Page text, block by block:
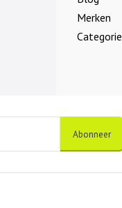
Merken
Abonneer